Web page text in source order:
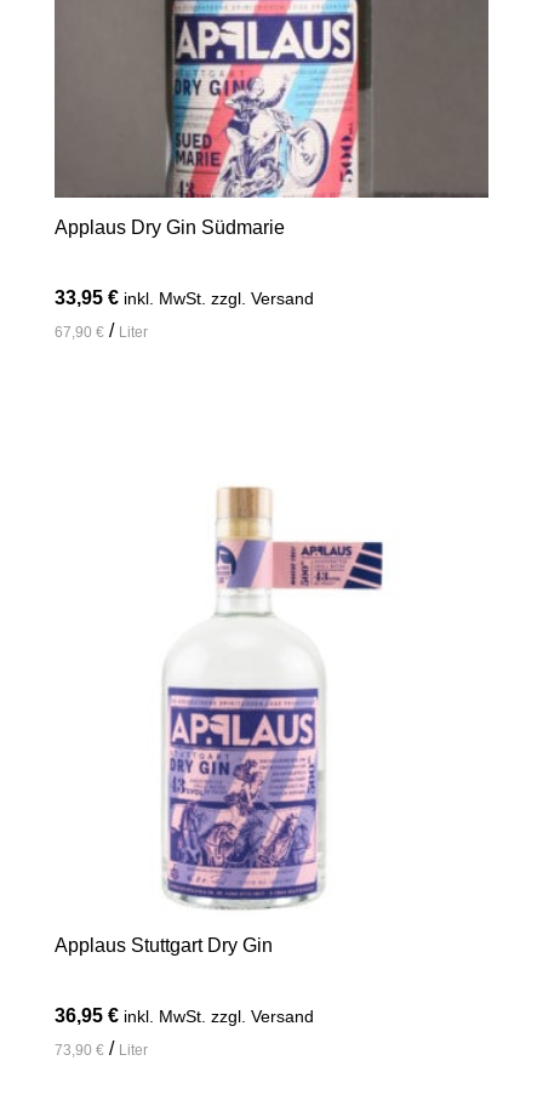
Applaus Dry Gin Südmarie
33,95 € inkl. MwSt. zzgl. Versand
67,90 €/ Liter
Applaus Stuttgart Dry Gin
36,95 € inkl. MwSt. zzgl. Versand
73,90 €/ Liter